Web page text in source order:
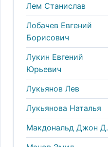
Лем Станислав
Лобачев Евгений
Борисович
Лукин Евгений
Юрьевич
Лукьянов Лев
Лукьянова Наталья
Макдональд Джон Д.